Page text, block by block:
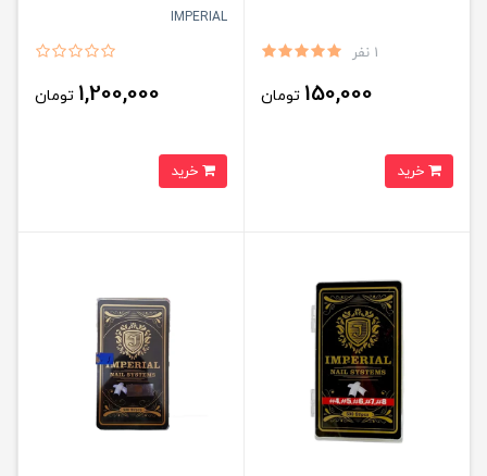
1 نفر
150,000 تومان
IMPERIAL
1,200,000 تومان